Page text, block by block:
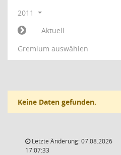
2011
Aktuell
Gremium auswählen
Keine Daten gefunden.
Letzte Änderung: 07.08.2026
17:07:33